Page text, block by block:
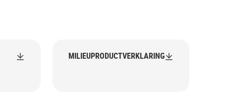
MILIEUPRODUCTVERKLARING